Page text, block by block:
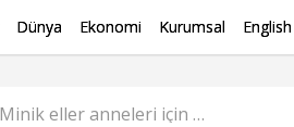
Dünya Ekonomi Kurumsal English
Minik eller anneleri için çömleğe şekil verdi